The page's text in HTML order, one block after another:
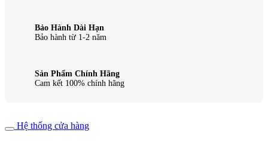
Bảo Hành Dài Hạn
Bảo hành từ 1-2 năm
Sản Phẩm Chính Hãng
Cam kết 100% chính hãng
Hệ thống cửa hàng